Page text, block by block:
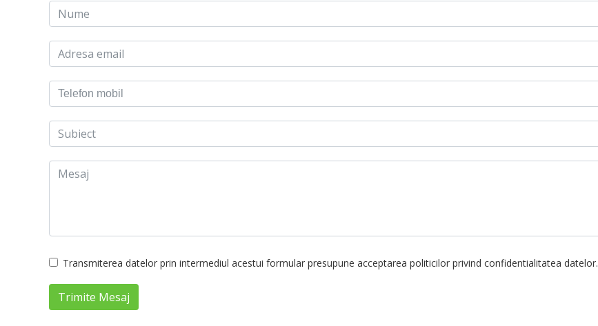
Transmiterea datelor prin intermediul acestui formular presupune acceptarea politicilor privind confidentialitatea datelor.
Trimite Mesaj